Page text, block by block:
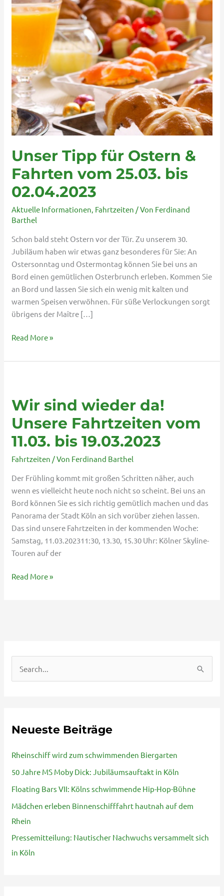
Unser Tipp für Ostern &
Fahrten vom 25.03. bis
02.04.2023
Aktuelle Informationen, Fahrtzeiten / Von Ferdinand
Barthel
Schon bald steht Ostern vor der Tür. Zu unserem 30.
Jubiläum haben wir etwas ganz besonderes für Sie: An
Ostersonntag und Ostermontag können Sie bei uns an
Bord einen gemütlichen Osterbrunch erleben. Kommen Sie
an Bord und lassen Sie sich ein wenig mit kalten und
warmen Speisen verwöhnen. Für süße Verlockungen sorgt
übrigens der Maître […]
Fahrten
vom
02.04.2023
Read More »
Wir sind wieder da!
Unsere Fahrtzeiten vom
11.03. bis 19.03.2023
Fahrtzeiten / Von Ferdinand Barthel
Der Frühling kommt mit großen Schritten näher, auch
wenn es vielleicht heute noch nicht so scheint. Bei uns an
Bord können Sie es sich richtig gemütlich machen und das
Panorama der Stadt Köln an sich vorüber ziehen lassen.
Das sind unsere Fahrtzeiten in der kommenden Woche:
Samstag, 11.03.202311:30, 13.30, 15.30 Uhr: Kölner Skyline-
Touren auf der
wieder
da!
Unsere
Fahrtzeiten
bis
19.03.2023
Read More »
e
n
a
c
h
:
Neueste Beiträge
Rheinschiff wird zum schwimmenden Biergarten
50 Jahre MS Moby Dick: Jubiläumsauftakt in Köln
Floating Bars VII: Kölns schwimmende Hip-Hop-Bühne
Mädchen erleben Binnenschifffahrt hautnah auf dem
Rhein
Pressemitteilung: Nautischer Nachwuchs versammelt sich
in Köln